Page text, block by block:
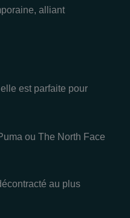
alliant
est parfaite pour
ou The North Face
au plus